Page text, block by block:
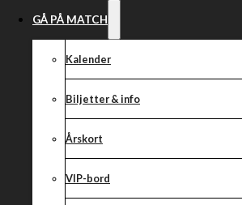
GÅ PÅ MATCH
Kalender
Biljetter & info
Årskort
VIP-bord